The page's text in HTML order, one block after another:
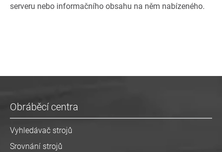
serveru nebo informačního obsahu na něm nabízeného.
Obráběcí centra
Vyhledávač strojů
Srovnání strojů